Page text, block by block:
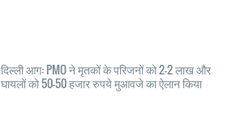
दिल्ली आग: PMO ने मृतकों के परिजनों को 2-2 लाख और
घायलों को 50-50 हजार रुपये मुआवजे का ऐलान किया